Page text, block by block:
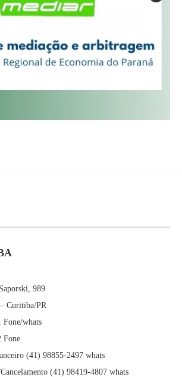
989
Curitiba/PR
Fone/whats
Fone
(41) 98855-2497 whats
(41) 98419-4807 whats